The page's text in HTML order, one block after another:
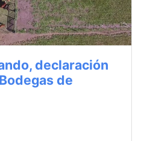
declaración
de